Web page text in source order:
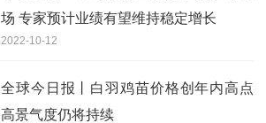
场 专家预计业绩有望维持稳定增长
2022-10-12
全球今日报丨白羽鸡苗价格创年内高点
高景气度仍将持续